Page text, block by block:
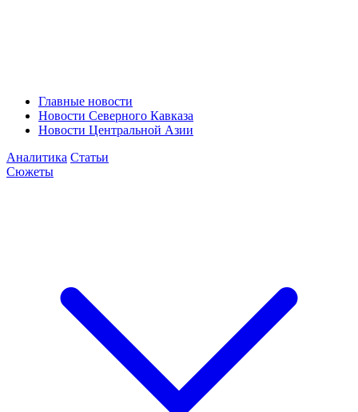
Главные новости
Новости Северного Кавказа
Новости Центральной Азии
Аналитика Статьи
Сюжеты